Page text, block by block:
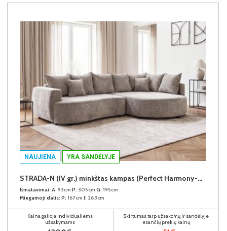
NAUJIENA YRA SANDĖLYJE
STRADA-N (IV gr.) minkštas kampas (Perfect Harmony-04) D
Išmatavimai: A: 93cm P: 305cm G: 195cm
Miegamoji dalis: P: 167cm I: 263cm
Kaina galioja individualiems
užsakymams
Skirtumas tarp užsakomų ir sandėlyje
esančių prekių kainų